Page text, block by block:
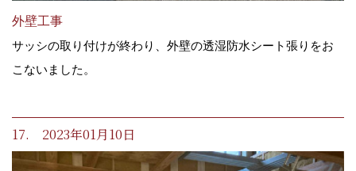
外壁工事
サッシの取り付けが終わり、外壁の透湿防水シート張りをお
こないました。
17. 2023年01月10日